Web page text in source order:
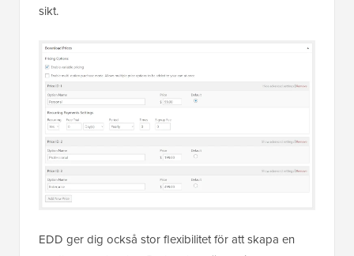
sikt.
EDD ger dig också stor flexibilitet för att skapa en